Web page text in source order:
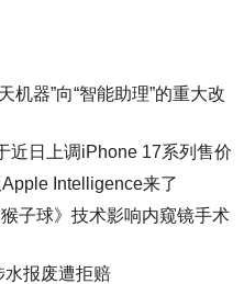
机器”向“智能助理”的重大改
近日上调iPhone 17系列售价
Intelligence来了
子球》技术影响内窥镜手术
水报废遭拒赔